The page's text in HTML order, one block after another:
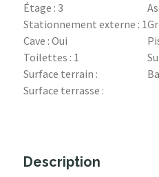
Étage : 3
Stationnement externe : 1
Cave : Oui
Toilettes : 1
Surface terrain :
Surface terrasse :
Description